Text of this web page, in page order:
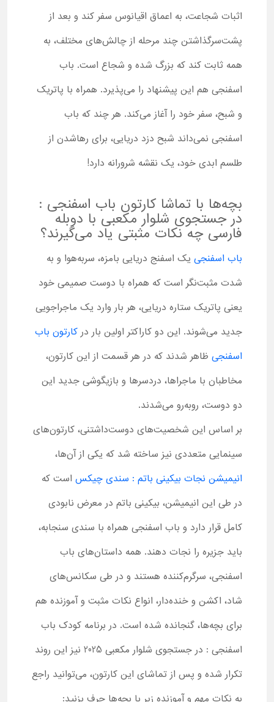
اثبات شجاعت، به اعماق اقیانوس سفر کند و بعد از
پشت‌سر‌گذاشتن چند مرحله از چالش‌های مختلف، به
همه ثابت کند که بزرگ شده و شجاع است. باب
اسفنجی هم این پیشنهاد را می‌پذیرد. همراه با پاتریک
و شبح، سفر خود را آغاز می‌کند. هر چند که باب
اسفنجی نمی‌داند شبح دزد دریایی، برای رهاشدن از
طلسم ابدی خود، یک نقشه شرورانه دارد!
بچه‌ها با تماشا کارتون باب اسفنجی :
در جستجوی شلوار مکعبی با دوبله
فارسی چه نکات مثبتی یاد می‌گیرند؟
باب اسفنجی یک اسفنج دریایی بامزه، سربه‌هوا و به
‌شدت مثبت‌نگر است که همراه با دوست صمیمی خود
یعنی پاتریک ستاره دریایی، هر بار وارد یک ماجراجویی
جدید می‌شوند. این دو کاراکتر اولین بار در کارتون باب
اسفنجی ظاهر شدند که در هر قسمت از این کارتون،
مخاطبان با ماجراها، دردسرها و بازیگوشی جدید این
دو دوست، روبه‌رو می‌شدند.
بر اساس این شخصیت‌های دوست‌داشتنی، کارتون‌های
سینمایی متعددی نیز ساخته شد که یکی از آن‌ها،
انیمیشن نجات بیکینی باتم : سندی چیکس است که
در طی این انیمیشن، بیکینی باتم در معرض نابودی
کامل قرار دارد و باب اسفنجی همراه با سندی سنجابه،
باید جزیره را نجات دهند. همه داستان‌های باب
اسفنجی، سرگرم‌کننده هستند و در طی سکانس‌های
شاد، اکشن و خنده‌دار، انواع نکات مثبت و آموزنده هم
برای بچه‌ها، گنجانده شده است. در برنامه کودک باب
اسفنجی : در جستجوی شلوار مکعبی 2025 نیز این روند
تکرار شده و پس از تماشای این کارتون، می‌توانید راجع
به نکات مهم و آموزنده زیر با بچه‌ها حرف بزنید: